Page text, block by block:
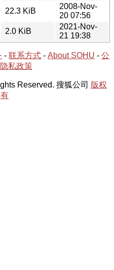
22.3 KiB
2008-Nov-
20 07:56
2.0 KiB
2021-Nov-
21 19:38
- 联系方式 - About SOHU - 公
隐私政策
Reserved. 搜狐公司 版权